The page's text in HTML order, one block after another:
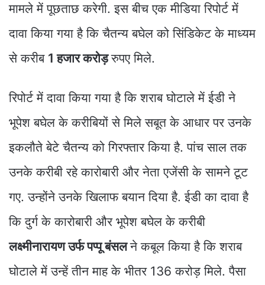
मामले में पूछताछ करेगी. इस बीच एक मीडिया रिपोर्ट में
दावा किया गया है कि चैतन्य बघेल को सिंडिकेट के माध्यम
से करीब 1 हजार करोड़रुपए मिले.
रिपोर्ट में दावा किया गया है कि शराब घोटाले में ईडी ने
भूपेश बघेल के करीबियों से मिले सबूत के आधार पर उनके
इकलौते बेटे चैतन्य को गिरफ्तार किया है. पांच साल तक
उनके करीबी रहे कारोबारी और नेता एजेंसी के सामने टूट
गए. उन्होंने उनके खिलाफ बयान दिया है. ईडी का दावा है
कि दुर्ग के कारोबारी और भूपेश बघेल के करीबी
लक्ष्मीनारायण उर्फ पप्पू बंसलने कबूल किया है कि शराब
घोटाले में उन्हें तीन माह के भीतर 136 करोड़ मिले. पैसा